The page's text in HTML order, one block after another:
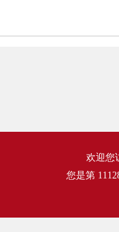
欢迎您
您是第